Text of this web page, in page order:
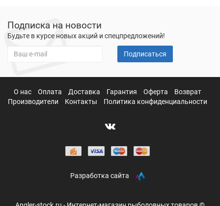
Подписка на новости
Будьте в курсе новых акций и спецпредложений!
Подписаться
О нас Оплата Доставка Гарантия Оферта
Возврат
Производители
Контакты Политика конфиденциальности
Разработка сайта